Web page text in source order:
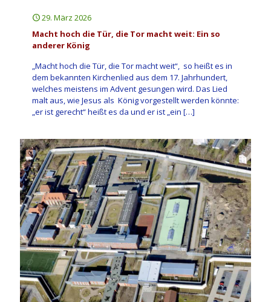
29. März 2026
Macht hoch die Tür, die Tor macht weit: Ein so
anderer König
„Macht hoch die Tür, die Tor macht weit“, so heißt es in
dem bekannten Kirchenlied aus dem 17. Jahrhundert,
welches meistens im Advent gesungen wird. Das Lied
malt aus, wie Jesus als König vorgestellt werden könnte:
„er ist gerecht“ heißt es da und er ist „ein […]